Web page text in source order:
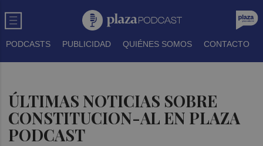
PODCASTS PUBLICIDAD QUIÉNES SOMOS CONTACTO
ÚLTIMAS NOTICIAS SOBRE
CONSTITUCION-AL EN PLAZA
PODCAST